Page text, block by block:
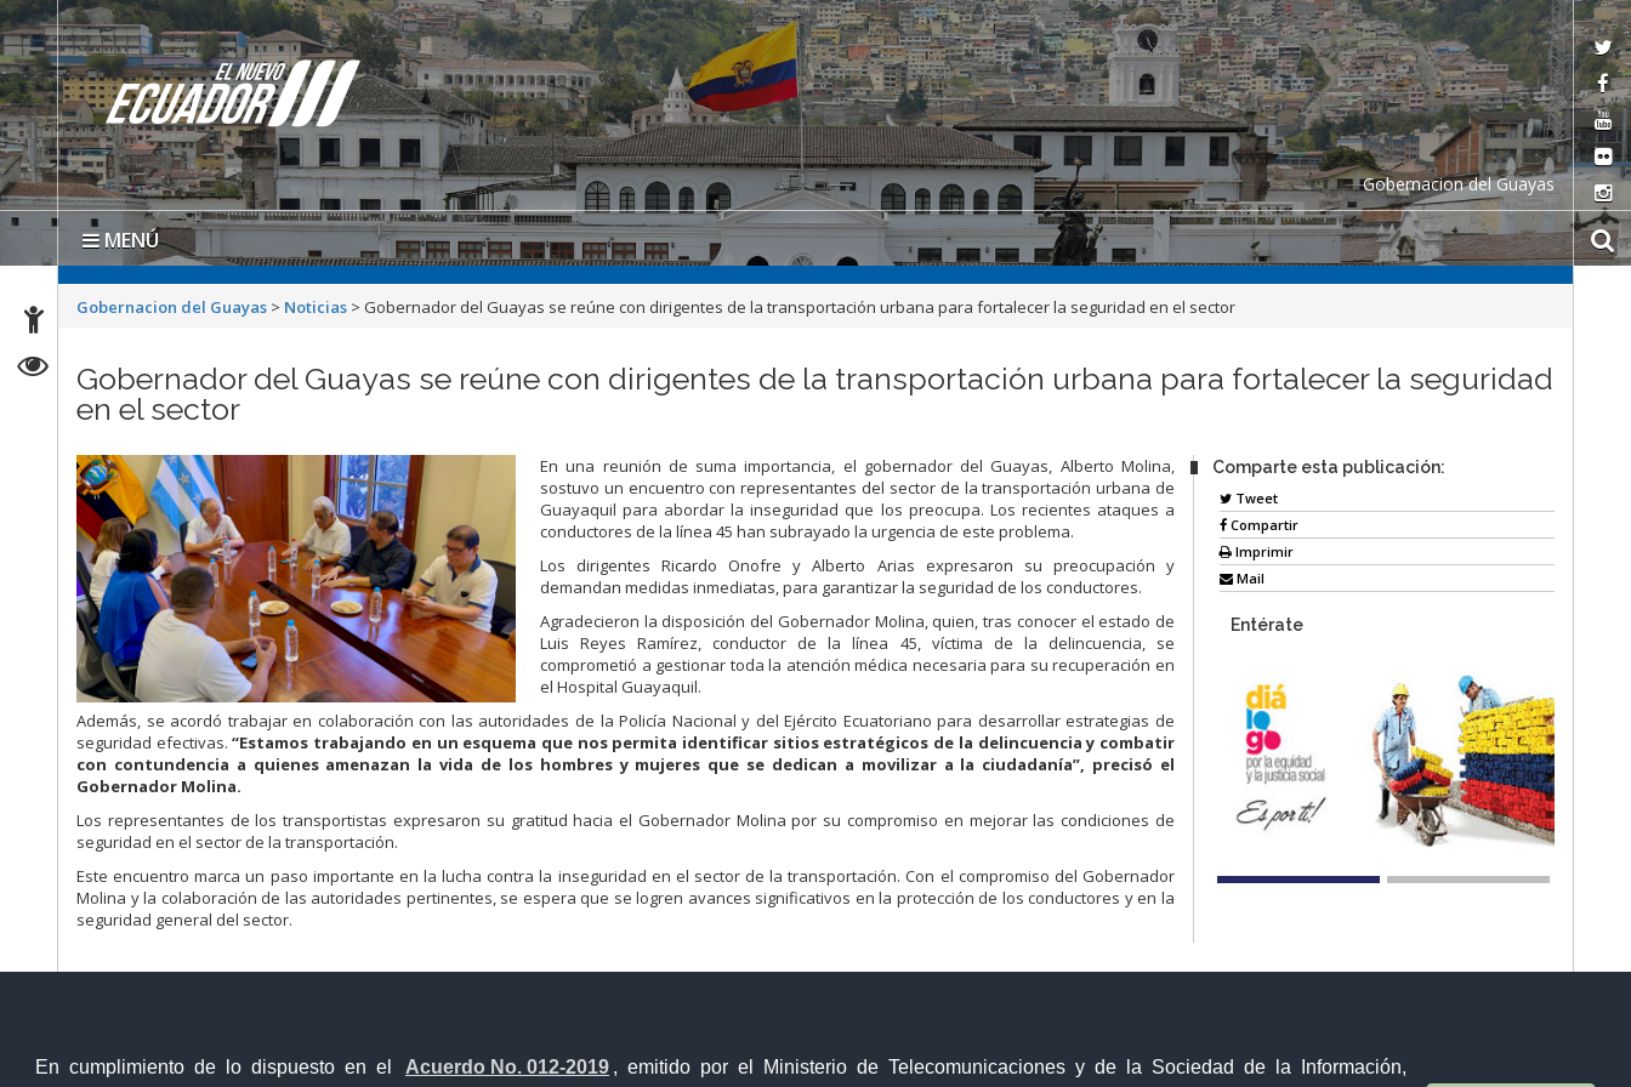
En cumplimiento de lo dispuesto en el Acuerdo No. 012-2019 , emitido por el Ministerio de Telecomunicaciones y de la Sociedad de la Información,
Gobernacion del Guayas
MENÚ
Gobernacion del Guayas > Noticias > Gobernador del Guayas se reúne con dirigentes de la transportación urbana para fortalecer la seguridad en el sector
Gobernador del Guayas se reúne con dirigentes de la transportación urbana para fortalecer la seguridad
en el sector
En una reunión de suma importancia, el gobernador del Guayas, Alberto Molina,
sostuvo un encuentro con representantes del sector de la transportación urbana de
Guayaquil para abordar la inseguridad que los preocupa. Los recientes ataques a
conductores de la línea 45 han subrayado la urgencia de este problema.
Los dirigentes Ricardo Onofre y Alberto Arias expresaron su preocupación y
demandan medidas inmediatas, para garantizar la seguridad de los conductores.
Agradecieron la disposición del Gobernador Molina, quien, tras conocer el estado de
Luis Reyes Ramírez, conductor de la línea 45, víctima de la delincuencia, se
comprometió a gestionar toda la atención médica necesaria para su recuperación en
el Hospital Guayaquil.
Además, se acordó trabajar en colaboración con las autoridades de la Policía Nacional y del Ejército Ecuatoriano para desarrollar estrategias de
seguridad efectivas.“Estamos trabajando en un esquema que nos permita identificar sitios estratégicos de la delincuencia y combatir
con contundencia a quienes amenazan la vida de los hombres y mujeres que se dedican a movilizar a la ciudadanía”, precisó el
Gobernador Molina.
Los representantes de los transportistas expresaron su gratitud hacia el Gobernador Molina por su compromiso en mejorar las condiciones de
seguridad en el sector de la transportación.
Este encuentro marca un paso importante en la lucha contra la inseguridad en el sector de la transportación. Con el compromiso del Gobernador
Molina y la colaboración de las autoridades pertinentes, se espera que se logren avances significativos en la protección de los conductores y en la
seguridad general del sector.
Comparte esta publicación:
Tweet
Compartir
Imprimir
Mail
Entérate